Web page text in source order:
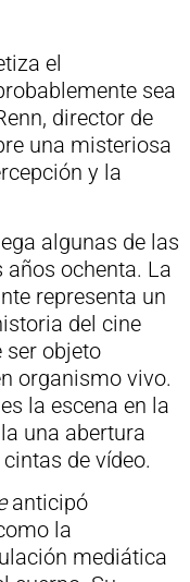
el
sea
director de
una misteriosa
y la
algunas de las
ochenta. La
representa un
del cine
objeto
organismo vivo.
la escena en la
una abertura
de vídeo.
anticipó
la
mediática